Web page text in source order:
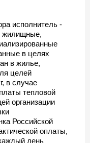
исполнитель -
жилищные,
в целях
в жилье,
целей
в случае
тепловой
организации
Российской
оплаты,
день